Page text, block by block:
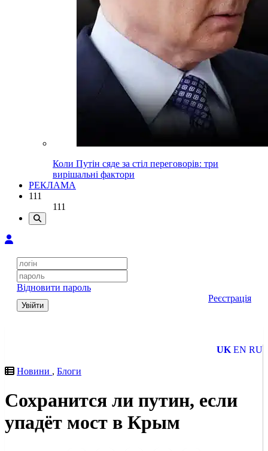
Коли Путін сяде за стіл переговорів: три
вирішальні фактори
РЕКЛАМА
111
111
Відновити пароль
Увійти
Реєстрація
UK EN RU
Новини , Блоги
Сохранится ли путин, если
упадёт мост в Крым